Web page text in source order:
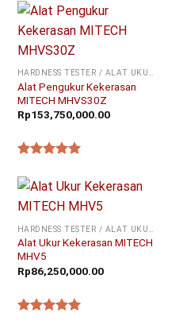
HARDNESS TESTER / ALAT UKUR KEKERASAN
Alat Pengukur Kekerasan
MITECH MHVS30Z
Rp153,750,000.00
Alat Ukur Kekerasan MITECH
MHV5
Rp86,250,000.00